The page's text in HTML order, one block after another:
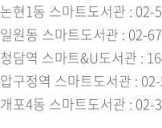
논현1동 스마트도서관 :
일원동 스마트도서관 : 02-
청담역 스마트&U도서관 :
압구정역 스마트도서관 :
개포4동 스마트도서관 : 02-